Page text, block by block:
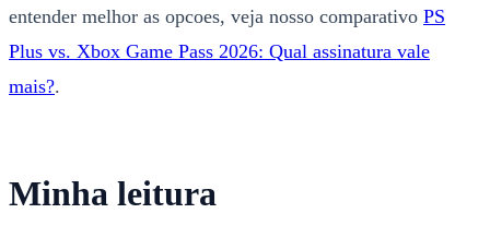
entender melhor as opcoes, veja nosso comparativo PS
Plus vs. Xbox Game Pass 2026: Qual assinatura vale
mais?.
Minha leitura